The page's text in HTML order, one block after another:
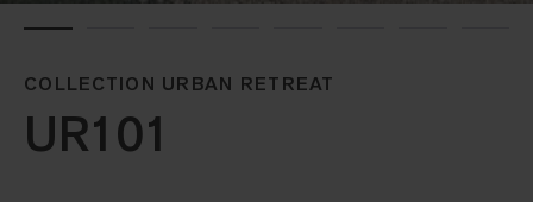
COLLECTION URBAN RETREAT
UR101